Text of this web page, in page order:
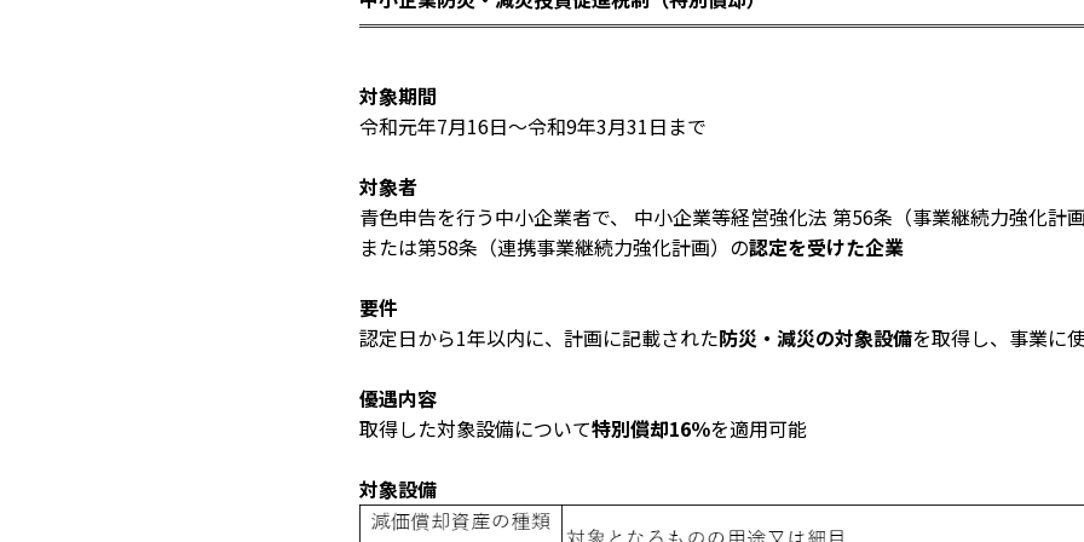
対象期間
令和元年7月16日～令和9年3月31日まで
対象者
青色申告を行う中小企業者で、 中小企業等経営強化法 第56条（事業継続力強化計画
または第58条（連携事業継続力強化計画）の認定を受けた企業
要件
認定日から1年以内に、計画に記載された防災・減災の対象設備を取得し、事業に
優遇内容
取得した対象設備について特別償却16％を適用可能
対象設備